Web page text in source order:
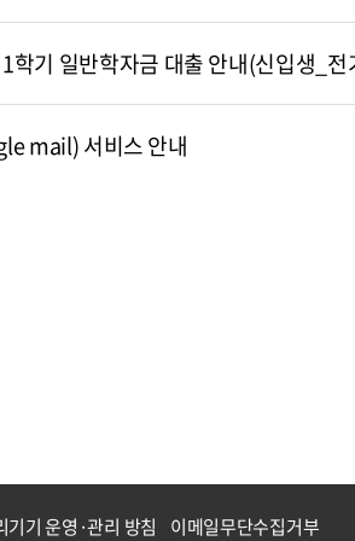
학기 일반학자금 대출 안내(신입생_전
mail) 서비스 안내
기기 운영·관리 방침 이메일무단수집거부